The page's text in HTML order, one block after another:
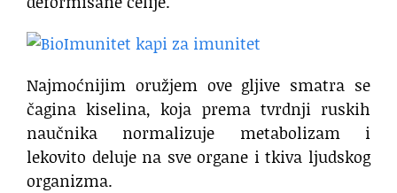
Najmoćnijim oružjem ove gljive smatra se
čagina kiselina, koja prema tvrdnji ruskih
naučnika normalizuje metabolizam i
lekovito deluje na sve organe i tkiva ljudskog
organizma.